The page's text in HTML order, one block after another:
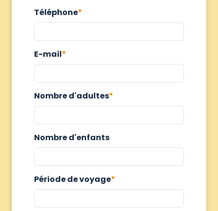
Téléphone
E-mail
Nombre d'adultes
Nombre d'enfants
Période de voyage